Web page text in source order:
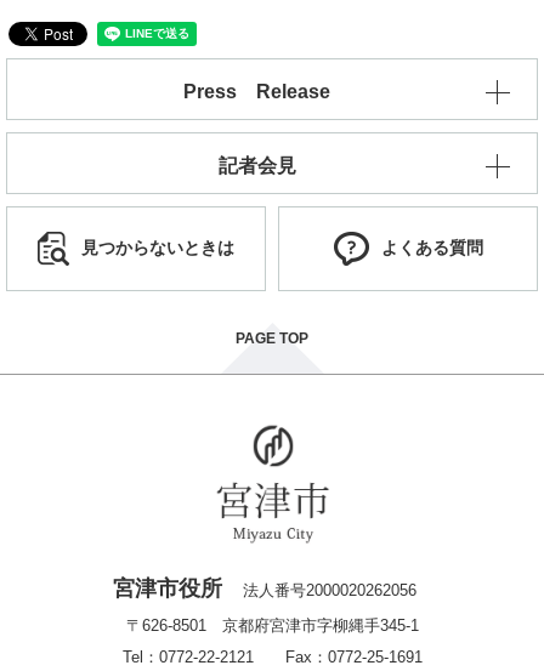
Press Release
記者会見
見つからないときは よくある質問
PAGE TOP
宮津市役所
法人番号2000020262056
〒626-8501 京都府宮津市字柳縄手345-1
Tel：0772-22-2121 Fax：0772-25-1691